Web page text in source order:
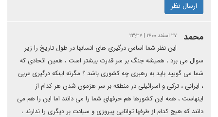
ارسال نظر
محمد ۲۷ اسفند ۱۴۰۰ | ۲۳:۳۷
این نظر شما اساس درگیری های انسانها در طول تاریخ را زیر
سوال می برد ، همیشه جنگ بر سر قدرت بیشتر است ، همین اتحادی که
شما می گویید باید به رهبری چه کشوری باشد ؟ مگرنه اینکه درگیری عربی
، ایرانی ، ترکی و اسرائیلی در منطقه بر سر هژمون شدن هر کدام از
اینهاست ، همه این کشورها هم حرفهای شما را می دانند اما این را هم می
دانند که هیچ کدام از طرفها توانایی پیروزی و سیادت بر دیگری را ندارند ،